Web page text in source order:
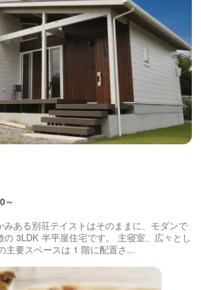
～
みある別荘テイストはそのままに、モダンで
3LDK 半平屋住宅です。 主寝室、広々とし
主要スペースは 1 階に配置さ...